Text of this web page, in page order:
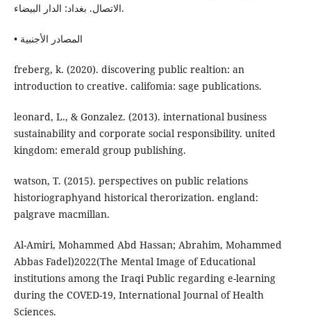
الاتصال. بغداد: الدار البيضاء.
• المصادر الأجنبية
freberg, k. (2020). discovering public realtion: an
introduction to creative. califomia: sage publications.
leonard, L., & Gonzalez. (2013). international business
sustainability and corporate social responsibility. united
kingdom: emerald group publishing.
watson, T. (2015). perspectives on public relations
historiographyand historical therorization. england:
palgrave macmillan.
Al-Amiri, Mohammed Abd Hassan; Abrahim, Mohammed
Abbas Fadel)2022(The Mental Image of Educational
institutions among the Iraqi Public regarding e-learning
during the COVED-19, International Journal of Health
Sciences.